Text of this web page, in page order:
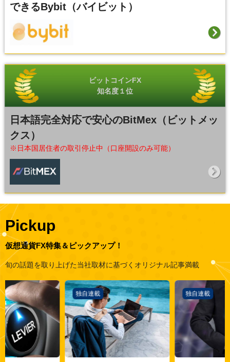
できるBybit（バイビット）
ビットコインFX
知名度１位
日本語完全対応で安心のBitMex（ビットメッ
クス）
※日本国居住者の取引停止中（口座開設のみ可能）
Pickup
仮想通貨FX特集＆ピックアップ！
旬の話題を取り上げた当社取材に基づくオリジナル記事満載
独自連載 独自連載